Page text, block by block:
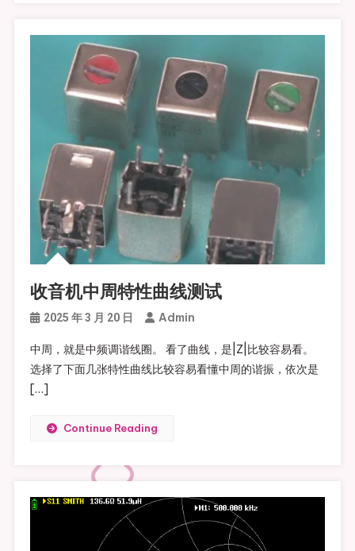
收音机中周特性曲线测试
2025 年 3 月 20 日 Admin
中周，就是中频调谐线圈。 看了曲线，是|Z|比较容易看。
选择了下面几张特性曲线比较容易看懂中周的谐振，依次是
[…]
Continue Reading